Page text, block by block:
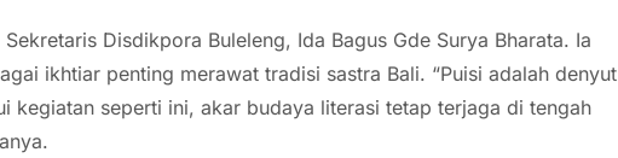
Disdikpora Buleleng, Ida Bagus Gde Surya Bharata. Ia
ikhtiar penting merawat tradisi sastra Bali. “Puisi adalah denyut
kegiatan seperti ini, akar budaya literasi tetap terjaga di tengah